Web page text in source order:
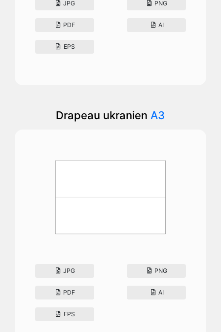
JPG PNG
PDF AI
EPS
Drapeau ukranien A3
JPG PNG
PDF AI
EPS